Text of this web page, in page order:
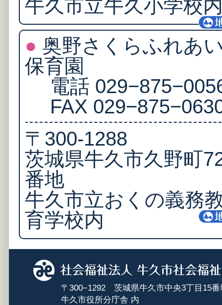
牛久市立牛久小学校
● 奥野さくらふれあ
保育園
電話
FAX
〒300-1288
茨城県牛久市久野町
番地
牛久市立おくの義務
育学校内
〒300−1292 茨城県牛久市中央3丁目15番
牛久市役所分庁舎 内